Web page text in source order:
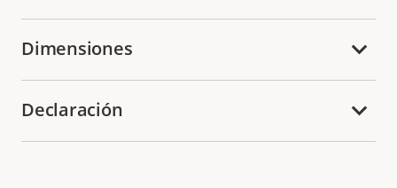
Dimensiones
Declaración